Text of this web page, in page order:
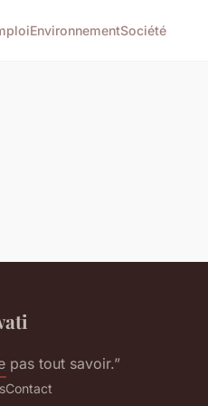
EnvironnementSociété
pas tout savoir.”
Contact